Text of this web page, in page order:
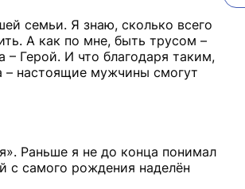
семьи. Я знаю, сколько всего
А как по мне, быть трусом –
– Герой. И что благодаря таким,
– настоящие мужчины смогут
Раньше я не до конца понимал
с самого рождения наделён